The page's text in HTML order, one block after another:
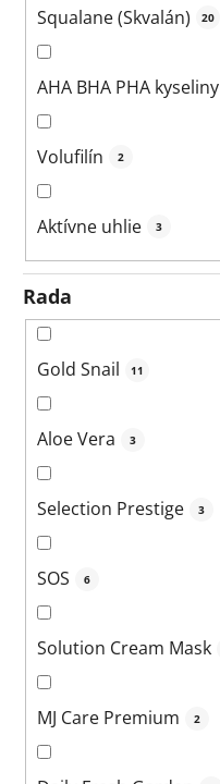
Squalane (Skvalán) 20
AHA BHA PHA kyseliny
Volufilín 2
Aktívne uhlie 3
Rada
Gold Snail 11
Aloe Vera 3
Selection Prestige 3
SOS 6
Solution Cream Mask
MJ Care Premium 2